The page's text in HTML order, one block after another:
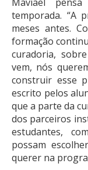
temporada. “A
meses antes.
formação
curadoria,
vem, nós
construir esse
escrito pelos
que a parte da
dos parceiros
estudantes,
possam
querer na